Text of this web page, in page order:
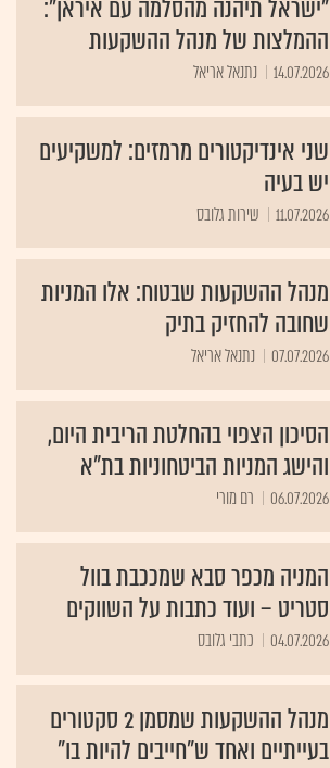
ההמלצות של מנהל ההשקעות
14.07.2026 נתנאל אריאל
יש בעיה
11.07.2026
שחובה להחזיק בתיק
07.07.2026 נתנאל אריאל
והישג המניות הביטחוניות בת"א
06.07.2026 רם מורי
סטריט – ועוד כתבות על השווקים
04.07.2026 כתבי גלובס
בעייתיים ואחד ש"חייבים להיות בו"
01.07.2026 נתנאל אריאל